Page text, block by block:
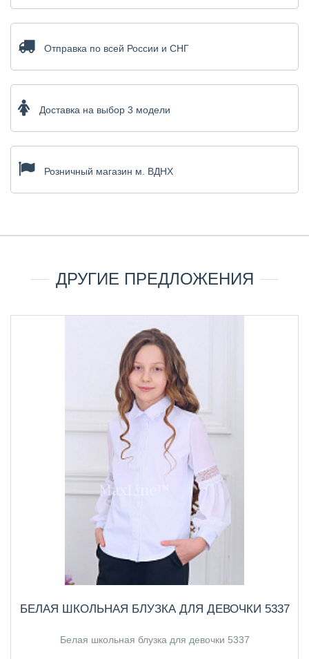
Отправка по всей России и СНГ
Доставка на выбор 3 модели
Розничный магазин м. ВДНХ
ДРУГИЕ ПРЕДЛОЖЕНИЯ
БЕЛАЯ ШКОЛЬНАЯ БЛУЗКА ДЛЯ ДЕВОЧКИ 5337
Белая школьная блузка для девочки 5337